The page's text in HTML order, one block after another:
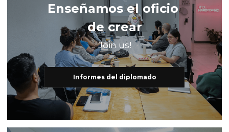
Enseñamos el oficio
de crear
Join us!
Informes del diplomado